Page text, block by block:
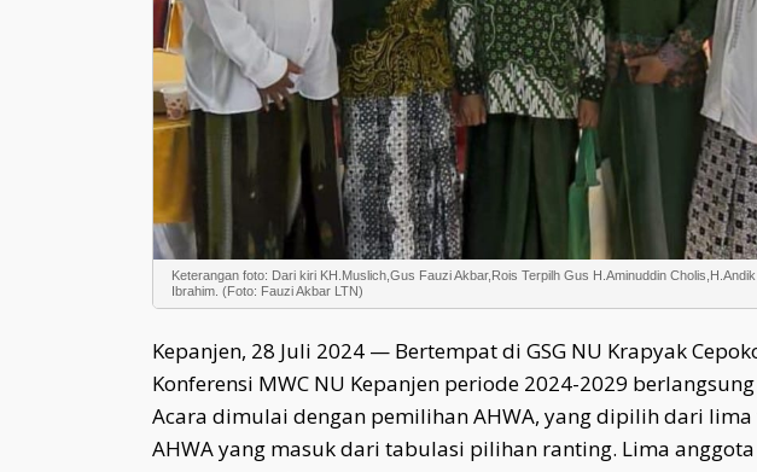
Keterangan foto: Dari kiri KH.Muslich,Gus Fauzi Akbar,Rois Terpilh Gus H.Aminuddin
Ibrahim. (Foto: Fauzi Akbar LTN)
Kepanjen, 28 Juli 2024 — Bertempat di GSG NU Krapyak
Konferensi MWC NU Kepanjen periode 2024-2029
Acara dimulai dengan pemilihan AHWA, yang dipilih dari
AHWA yang masuk dari tabulasi pilihan ranting. Lima